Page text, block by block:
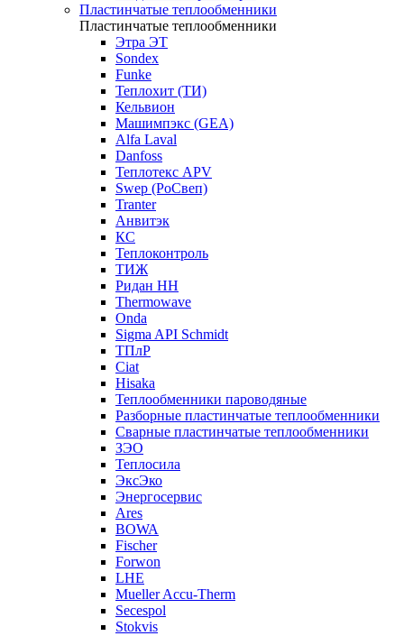
Пластинчатые теплообменники
Пластинчатые теплообменники
Этра ЭТ
Sondex
Funke
Теплохит (ТИ)
Кельвион
Машимпэкс (GEA)
Alfa Laval
Danfoss
Теплотекс APV
Swep (РоСвеп)
Tranter
Анвитэк
КС
Теплоконтроль
ТИЖ
Ридан НН
Thermowave
Onda
Sigma API Schmidt
ТПлР
Ciat
Hisaka
Теплообменники пароводяные
Разборные пластинчатые теплообменники
Сварные пластинчатые теплообменники
ЗЭО
Теплосила
ЭксЭко
Энергосервис
Ares
BOWA
Fischer
Forwon
LHE
Mueller Accu-Therm
Secespol
Stokvis